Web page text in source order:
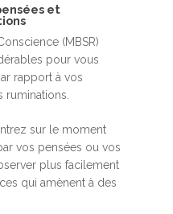
et
(MBSR)
pour vous
rapport à vos
ruminations.
sur le moment
vos pensées ou vos
plus facilement
qui amènent à des